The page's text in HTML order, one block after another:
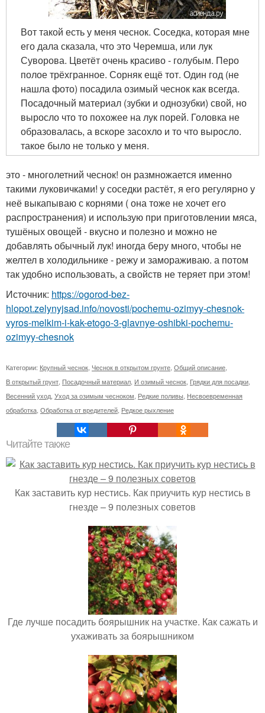
Вот такой есть у меня чеснок. Соседка, которая мне
его дала сказала, что это Черемша, или лук
Суворова. Цветёт очень красиво - голубым. Перо
полое трёхгранное. Сорняк ещё тот. Один год (не
нашла фото) посадила озимый чеснок как всегда.
Посадочный материал (зубки и однозубки) свой, но
выросло что то похожее на лук порей. Головка не
образовалась, а вскоре засохло и то что выросло.
такое было не только у меня.
это - многолетний чеснок! он размножается именно
такими луковичками! у соседки растёт, я его регулярно у
неё выкапываю с корнями ( она тоже не хочет его
распространения) и использую при приготовлении мяса,
тушёных овощей - вкусно и полезно и можно не
добавлять обычный лук! иногда беру много, чтобы не
желтел в холодильнике - режу и замораживаю. а потом
так удобно использовать, а свойств не теряет при этом!
Источник: https://ogorod-bez-
hlopot.zelynyjsad.info/novosti/pochemu-ozimyy-chesnok-
vyros-melkim-i-kak-etogo-3-glavnye-oshibki-pochemu-
ozimyy-chesnok
Категории: Крупный чеснок Чеснок в открытом грунте Общий описание
В открытый грунт Посадочный материал И озимый чеснок Грядки для посадки
Весенний уход Уход за озимым чесноком Редкие поливы Несвоевременная
обработка Обработка от вредителей Редкое рыхление
Читайте также
Как заставить кур нестись. Как приучить кур нестись в
гнезде – 9 полезных советов
Где лучше посадить боярышник на участке. Как сажать и
ухаживать за боярышником